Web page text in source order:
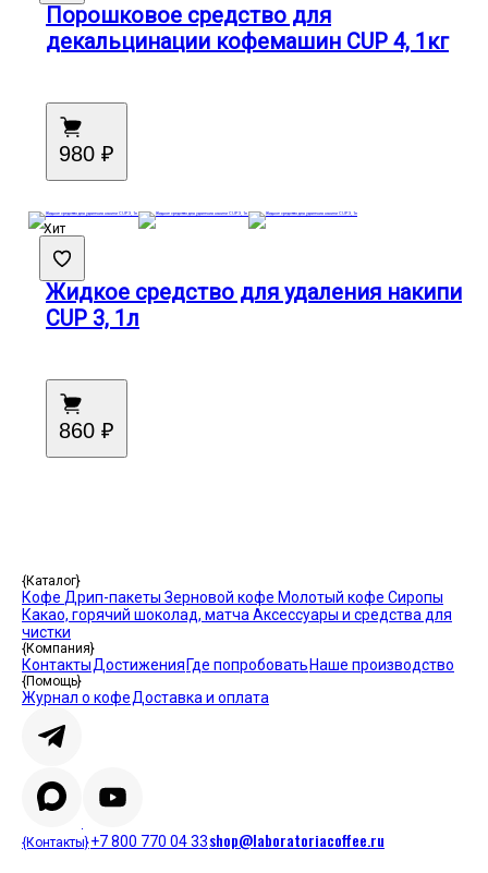
Порошковое средство для
декальцинации кофемашин CUP 4, 1кг
980 ₽
Хит
Жидкое средство для удаления накипи
CUP 3, 1л
860 ₽
{Каталог}
Кофе Дрип-пакеты Зерновой кофе Молотый кофе Сиропы
Какао, горячий шоколад, матча Аксессуары и средства для
чистки
{Компания}
КонтактыДостиженияГде попробоватьНаше производство
{Помощь}
Журнал о кофеДоставка и оплата
{Контакты}+7 800 770 04 33shop@laboratoriacoffee.ru